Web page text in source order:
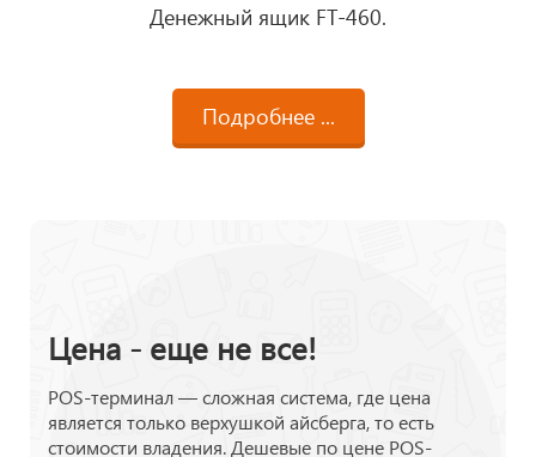
Денежный ящик FT-460.
Подробнее ...
Цена - еще не все!
POS-терминал — сложная система, где цена
является только верхушкой айсберга, то есть
стоимости владения. Дешевые по цене POS-